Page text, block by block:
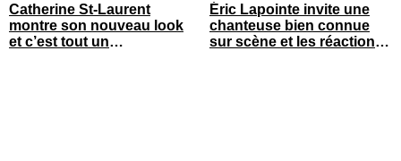
Catherine St-Laurent
montre son nouveau look
et c’est tout un
Éric Lapointe invite une
chanteuse bien connue
sur scène et les réactions